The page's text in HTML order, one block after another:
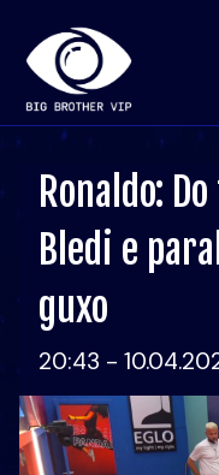
Ronaldo:
Bledi e
guxo
20:43 -